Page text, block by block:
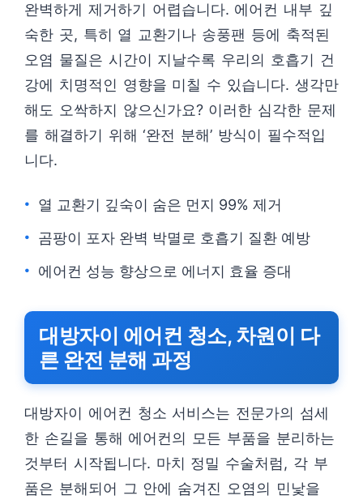
완벽하게 제거하기 어렵습니다. 에어컨 내부 깊
숙한 곳, 특히 열 교환기나 송풍팬 등에 축적된
오염 물질은 시간이 지날수록 우리의 호흡기 건
강에 치명적인 영향을 미칠 수 있습니다. 생각만
해도 오싹하지 않으신가요? 이러한 심각한 문제
를 해결하기 위해 ‘완전 분해’ 방식이 필수적입
니다.
열 교환기 깊숙이 숨은 먼지 99% 제거
곰팡이 포자 완벽 박멸로 호흡기 질환 예방
에어컨 성능 향상으로 에너지 효율 증대
대방자이 에어컨 청소, 차원이 다
른 완전 분해 과정
대방자이 에어컨 청소 서비스는 전문가의 섬세
한 손길을 통해 에어컨의 모든 부품을 분리하는
것부터 시작됩니다. 마치 정밀 수술처럼, 각 부
품은 분해되어 그 안에 숨겨진 오염의 민낯을